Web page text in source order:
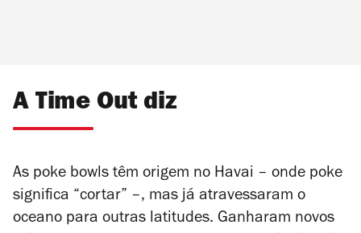
A Time Out diz
As poke bowls têm origem no Havai – onde poke
significa “cortar” –, mas já atravessaram o
oceano para outras latitudes. Ganharam novos